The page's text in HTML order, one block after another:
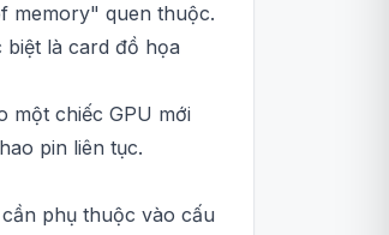
memory" quen thuộc.
biệt là card đồ họa
một chiếc GPU mới
pin liên tục.
phụ thuộc vào cấu